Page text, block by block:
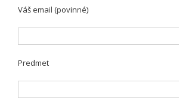
Váš email (povinné)
Predmet